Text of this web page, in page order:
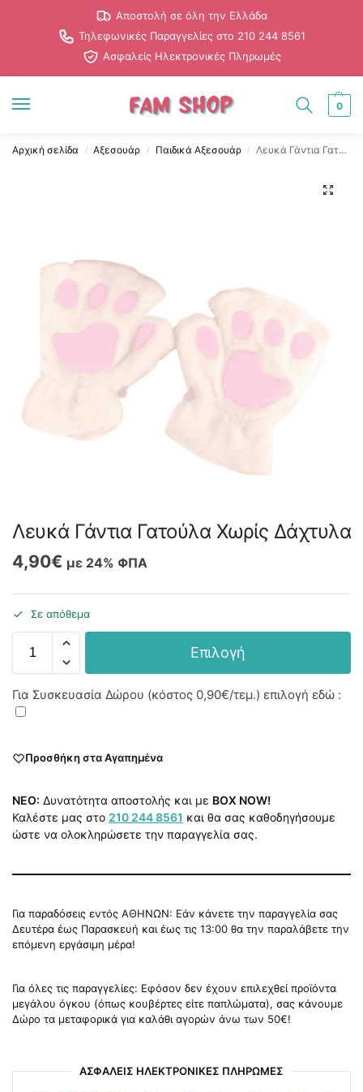
Αποστολή σε όλη την Ελλάδα
Τηλεφωνικές Παραγγελίες στο 210 244 8561
Ασφαλείς Ηλεκτρονικές Πληρωμές
0
Αρχική σελίδα / Αξεσουάρ / Παιδικά Αξεσουάρ / Λευκά Γάντια Γατούλα Χωρίς Δάχτυλα
Λευκά Γάντια Γατούλα Χωρίς Δάχτυλα
4,90€ με 24% ΦΠΑ
Σε απόθεμα
Επιλογή
Για Συσκευασία Δώρου (κόστος 0,90€/τεμ.) επιλογή εδώ :
Προσθήκη στα Αγαπημένα
NEO: Δυνατότητα αποστολής και με BOX NOW!
Καλέστε μας στο 210 244 8561 και θα σας καθοδηγήσουμε
ώστε να ολοκληρώσετε την παραγγελία σας.
Για παραδόσεις εντός ΑΘΗΝΩΝ: Εάν κάνετε την παραγγελία σας
Δευτέρα έως Παρασκευή και έως τις 13:00 θα την παραλάβετε την
επόμενη εργάσιμη μέρα!
Για όλες τις παραγγελίες: Εφόσον δεν έχουν επιλεχθεί προϊόντα
μεγάλου όγκου (όπως κουβέρτες είτε παπλώματα), σας κάνουμε
Δώρο τα μεταφορικά για καλάθι αγορών άνω των 50€!
ΑΣΦΑΛΕΙΣ ΗΛΕΚΤΡΟΝΙΚΕΣ ΠΛΗΡΩΜΕΣ